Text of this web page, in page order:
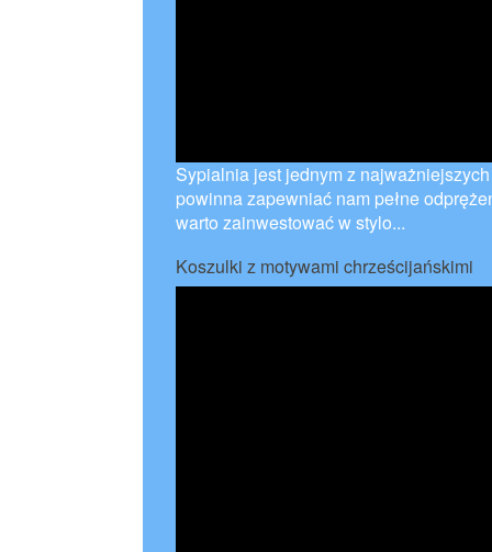
Sypialnia jest jednym z
powinna zapewniać nam pełne
warto zainwestować w stylo...
Koszulki z motywami chrześcijańskimi